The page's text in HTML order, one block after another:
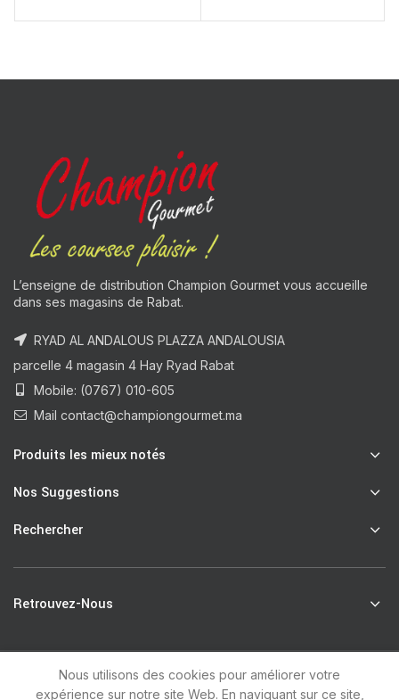
L’enseigne de distribution Champion Gourmet vous accueille
dans ses magasins de Rabat.
RYAD AL ANDALOUS PLAZZA ANDALOUSIA
parcelle 4 magasin 4 Hay Ryad Rabat
Mobile: (0767) 010-605
Mail contact@championgourmet.ma
Produits les mieux notés
Nos Suggestions
Rechercher
Retrouvez-Nous
Champion Gourmet 2021 byRunsoft.
Nous utilisons des cookies pour améliorer votre
expérience sur notre site Web. En naviguant sur ce site,